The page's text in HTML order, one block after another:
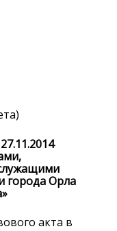
города Орла
акта в